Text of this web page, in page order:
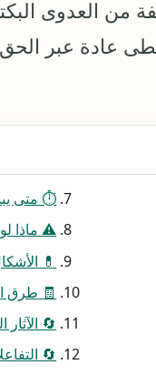
من العدوى
عادة عبر
⏱️ متى
⚠️ ماذا
💊
🧾 طرق
🔄 الآثار
🔄